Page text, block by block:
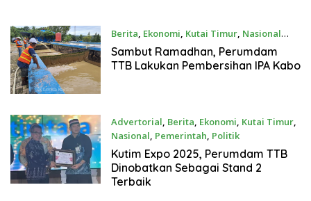
Berita, Ekonomi, Kutai Timur, Nasional
Februari 10, 2026
Sambut Ramadhan, Perumdam
TTB Lakukan Pembersihan IPA Kabo
Advertorial, Berita, Ekonomi, Kutai Timur,
Nasional, Pemerintah, Politik
Oktober 29, 2025
Kutim Expo 2025, Perumdam TTB
Dinobatkan Sebagai Stand 2
Terbaik